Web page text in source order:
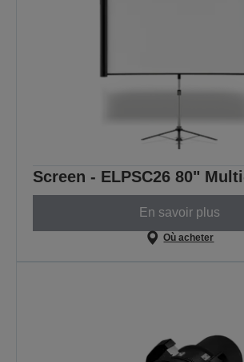
Screen - ELPSC26 80"
En savoir plus
Où acheter